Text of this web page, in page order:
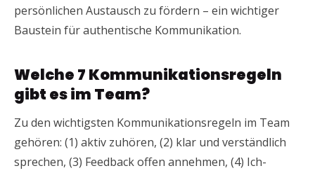
persönlichen Austausch zu fördern – ein wichtiger
Baustein für authentische Kommunikation.
Welche 7 Kommunikationsregeln
gibt es im Team?
Zu den wichtigsten Kommunikationsregeln im Team
gehören: (1) aktiv zuhören, (2) klar und verständlich
sprechen, (3) Feedback offen annehmen, (4) Ich-